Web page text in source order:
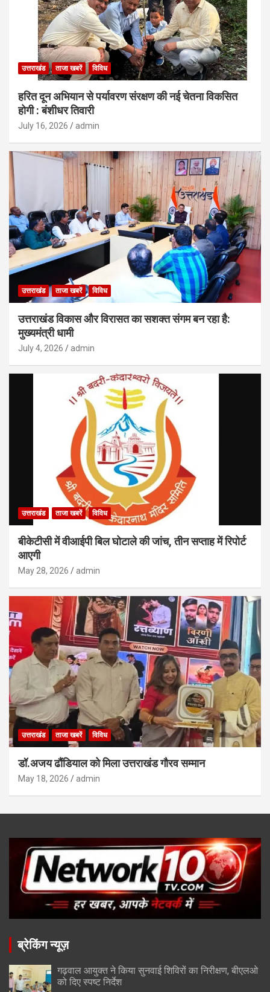
उत्तराखंड ताजा खबरें विविध
हरित दून अभियान से पर्यावरण संरक्षण की नई चेतना विकसित
होगी : बंशीधर तिवारी
July 16, 2026 admin
उत्तराखंड ताजा खबरें विविध
उत्तराखंड विकास और विरासत का सशक्त संगम बन रहा है:
मुख्यमंत्री धामी
July 4, 2026 admin
उत्तराखंड ताजा खबरें विविध
बीकेटीसी में वीआईपी बिल घोटाले की जांच, तीन सप्ताह में रिपोर्ट
आएगी
May 28, 2026 admin
उत्तराखंड ताजा खबरें विविध
डॉ.अजय ढौंडियाल को मिला उत्तराखंड गौरव सम्मान
May 18, 2026 admin
ब्रेकिंग न्यूज़
गढ़वाल आयुक्त ने किया सुनवाई शिविरों का निरीक्षण, बीएलओ
को दिए स्पष्ट निर्देश